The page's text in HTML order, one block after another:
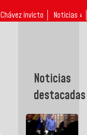
Chávez invicto Noticias ↓
Noticias
destacadas